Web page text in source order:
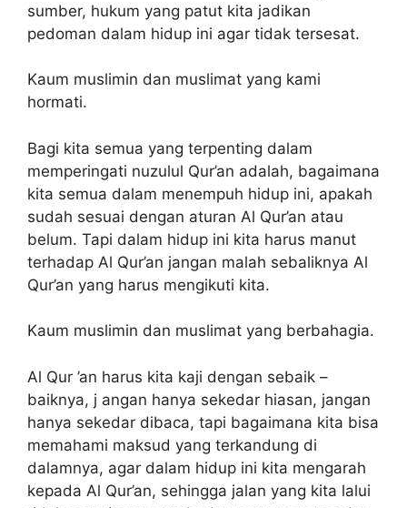
sumber, hukum yang patut kita jadikan
pedoman dalam hidup ini agar tidak tersesat.
Kaum muslimin dan muslimat yang kami
hormati.
Bagi kita semua yang terpenting dalam
memperingati nuzulul Qur’an adalah, bagaimana
kita semua dalam menempuh hidup ini, apakah
sudah sesuai dengan aturan Al Qur’an atau
belum. Tapi dalam hidup ini kita harus manut
terhadap Al Qur’an jangan malah sebaliknya Al
Qur’an yang harus mengikuti kita.
Kaum muslimin dan muslimat yang berbahagia.
Al Qur ’an harus kita kaji dengan sebaik –
baiknya, j angan hanya sekedar hiasan, jangan
hanya sekedar dibaca, tapi bagaimana kita bisa
memahami maksud yang terkandung di
dalamnya, agar dalam hidup ini kita mengarah
kepada Al Qur’an, sehingga jalan yang kita lalui